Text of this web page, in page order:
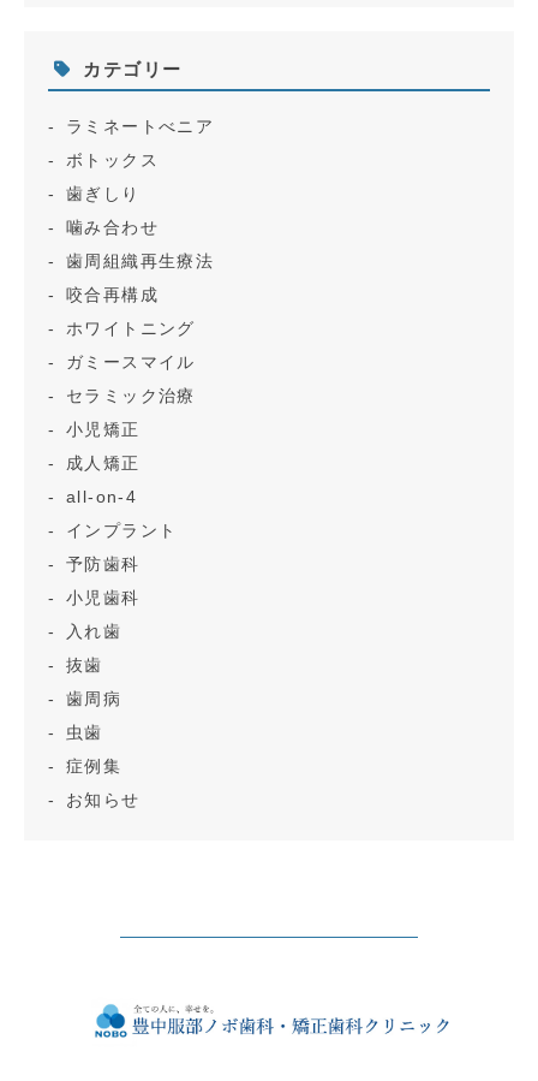
カテゴリー
ラミネートべニア
ボトックス
歯ぎしり
噛み合わせ
歯周組織再生療法
咬合再構成
ホワイトニング
ガミースマイル
セラミック治療
小児矯正
成人矯正
all-on-4
インプラント
予防歯科
小児歯科
入れ歯
抜歯
歯周病
虫歯
症例集
お知らせ